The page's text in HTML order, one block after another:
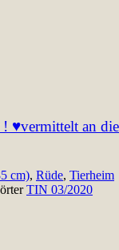
! ♥vermittelt an die
cm), Rüde, Tierheim
TIN 03/2020